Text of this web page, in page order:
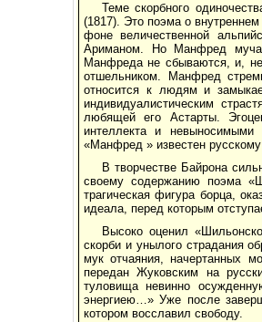
Теме скорбного
(1817). Это поэма о
фоне величественной
Ариманом. Но Манфред
Манфреда не сбываются, и,
отшельником. Манфред
относится к людям и
индивидуалистическим
любящей его Астарты.
интеллекта и
«Манфред » известен
В творчестве Байрона
своему содержанию поэма
трагическая фигура борца,
идеала, перед которым
Высоко оценил
скорби и унылого страдания
мук отчаяния, начертанных
передан Жуковским на
туловища невинно
энергиею…» Уже после
котором восславил свободу.